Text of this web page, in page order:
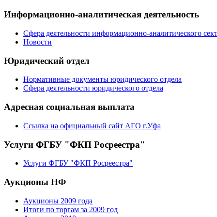
Информационно-аналитическая деятельность
Сфера деятельности информационно-аналитического
Новости
Юридический отдел
Нормативные документы юридического отдела
Сфера деятельности юридического отдела
Адресная социальная выплата
Ссылка на официальный сайт АГО г.Уфа
Услуги ФГБУ "ФКП Росреестра"
Услуги ФГБУ "ФКП Росреестра"
Аукционы НФ
Аукционы 2009 года
Итоги по торгам за 2009 год